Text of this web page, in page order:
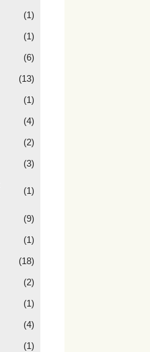
(1)
(1)
(6)
(13)
(1)
(4)
(2)
(3)
(1)
(9)
(1)
(18)
(2)
(1)
(4)
(1)